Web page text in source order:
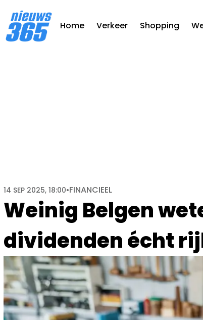
Home Verkeer Shopping
Weinig Belgen
dividenden écht
14 SEP 2025, 18:00•FINANCIEEL